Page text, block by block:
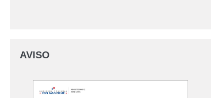
AVISO